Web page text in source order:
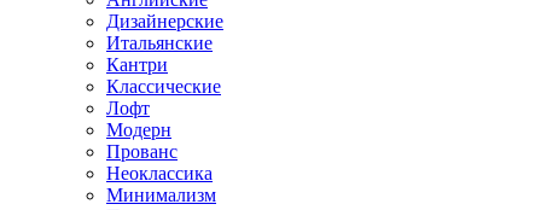
Дизайнерские
Итальянские
Кантри
Классические
Лофт
Модерн
Прованс
Неоклассика
Минимализм